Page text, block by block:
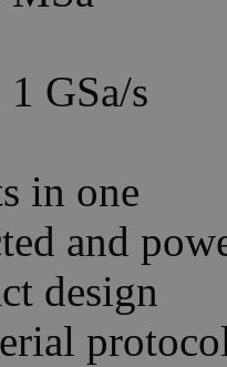
GSa/s
in one
and
design